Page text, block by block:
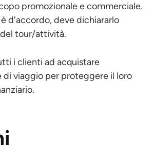
promozionale e commerciale.
d'accordo, deve dichiararlo
tour/attività.
i clienti ad acquistare
di viaggio per proteggere il loro